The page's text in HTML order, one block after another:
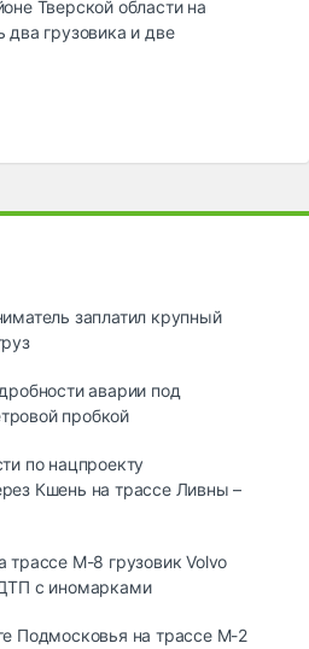
Тверской области на
два грузовика и две
заплатил крупный
аварии под
пробкой
по нацпроекту
Кшень на трассе Ливны –
трассе М-8 грузовик Volvo
с иномарками
Подмосковья на трассе М-2